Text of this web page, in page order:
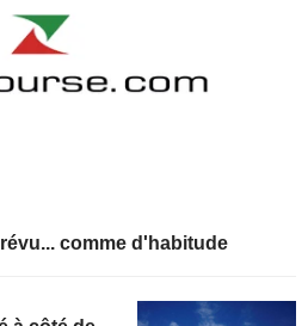
comme d'habitude